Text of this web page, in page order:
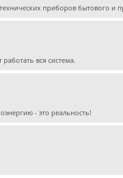
приборов бытового и
вся система.
- это реальность!